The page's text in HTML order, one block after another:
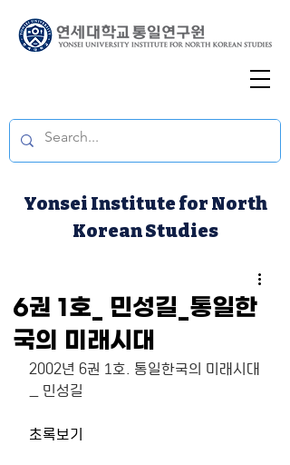
Yonsei Institute for North
Korean Studies
6권 1호_ 민성길_통일한
국의 미래시대
2002년 6권 1호. 통일한국의 미래시대
_ 민성길
초록보기